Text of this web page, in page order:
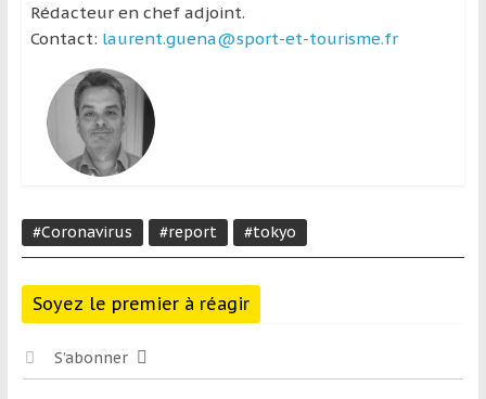
Rédacteur en chef adjoint.
Contact: laurent.guena@sport-et-tourisme.fr
#Coronavirus #report #tokyo
Soyez le premier à réagir
S’abonner